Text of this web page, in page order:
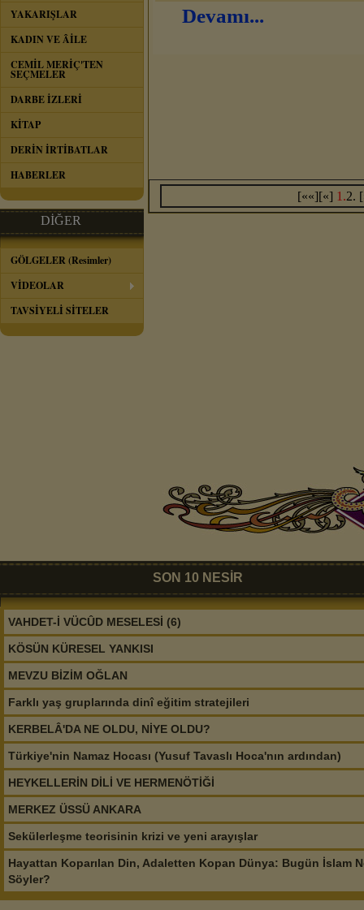
YAKARIŞLAR
KADIN VE ÂİLE
CEMİL MERİÇ'TEN
SEÇMELER
DARBE İZLERİ
KİTAP
DERİN İRTİBATLAR
HABERLER
DİĞER
GÖLGELER (Resimler)
VİDEOLAR
TAVSİYELİ SİTELER
Devamı...
[««][«] 1.2.
SON 10 NESİR
VAHDET-İ VÜCÛD MESELESİ (6)
KÖSÜN KÜRESEL YANKISI
MEVZU BİZİM OĞLAN
Farklı yaş gruplarında dinî eğitim stratejileri
KERBELÂ'DA NE OLDU, NİYE OLDU?
Türkiye'nin Namaz Hocası (Yusuf Tavaslı Hoca'nın ardından)
HEYKELLERİN DİLİ VE HERMENÖTİĞİ
MERKEZ ÜSSÜ ANKARA
Sekülerleşme teorisinin krizi ve yeni arayışlar
Hayattan Koparılan Din, Adaletten Kopan Dünya: Bugün İslam
Söyler?